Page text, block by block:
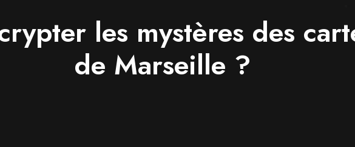
les mystères des
de Marseille ?